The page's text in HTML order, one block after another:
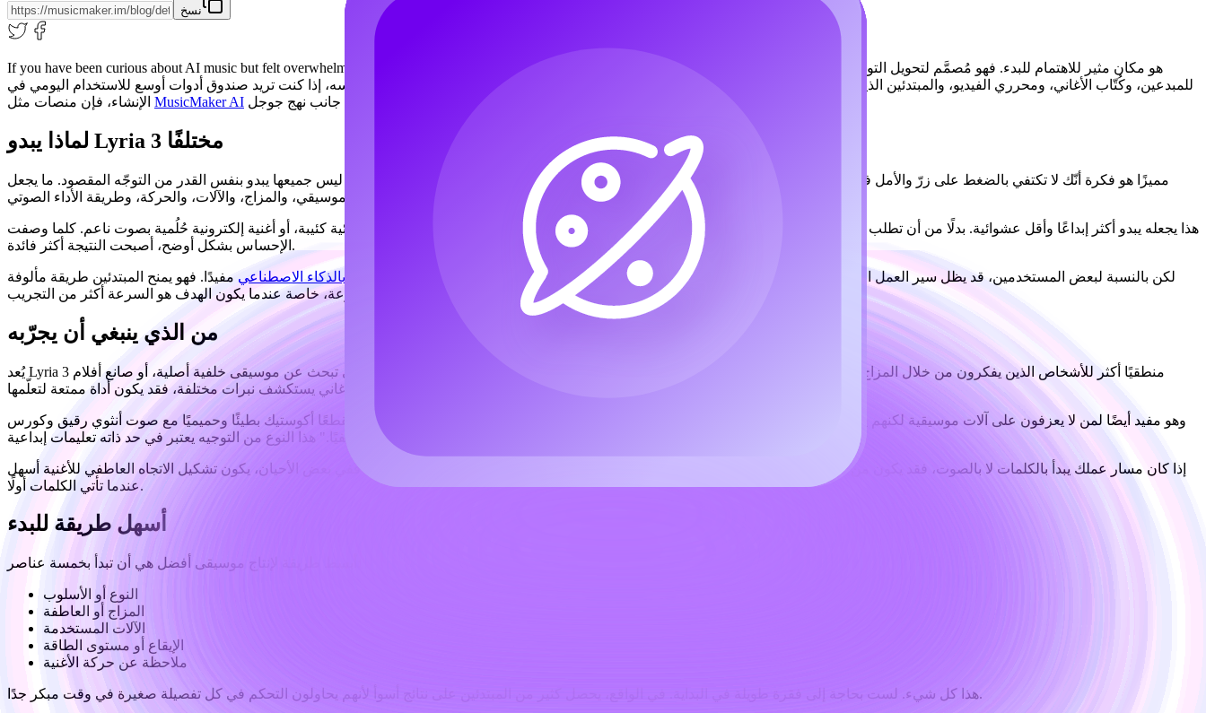
نسخ
If you have been curious about AI music but felt overwhelmed by technical jargon, Google Lyria 3
للمبدعين، وكُتّاب الأغاني، ومحرري الفيديو، والمبتدئين الذين يرغبون في تجربة الأصوات دون فتح محطة عمل صوتية رقمية كاملة أولًا. وفي الوقت نفسه، إذا كنت تريد صندوق أدوات أوسع للاستخدام اليومي في
MusicMaker AI
لماذا يبدو Lyria 3 مختلفًا
العديد من أدوات الموسيقى بالذكاء الاصطناعي تعد بأغانٍ فورية، لكن ليس جميعها يبدو بنفس القدر من التوجّه المقصود. ما يجعل Lyria 3 مميزًا هو فكرة أنّك لا تكتفي بالضغط على زرّ والأمل في الأفضل؛ بل
هذا يجعله يبدو أكثر إبداعًا وأقل عشوائية. بدلًا من أن تطلب "بعض الموسيقى الخلفية"، يمكنك وصف قطعة إندي بوب دافئة، أو موسيقى تصويرية سينمائية كئيبة، أو أغنية إلكترونية حُلُمية بصوت ناعم. كلما وصفت
الإحساس بشكل أوضح، أصبحت النتيجة أكثر فائدة.
لكن بالنسبة لبعض المستخدمين، قد يظل سير العمل المعتمد على النموذج فقط مجردًا. وهنا يمكن أن يكون أداة أكثر مباشرة مثل مولّد الموسيقى بالذكاء الاصطناعي مفيدًا. فهو يمنح المبتدئين طريقة مألوفة
من الذي ينبغي أن يجرّبه
يُعد Lyria 3 منطقيًا أكثر للأشخاص الذين يفكرون من خلال المزاج والمشاهد والتوجيه الإبداعي، وليس من خلال إعدادات الإنتاج التقنية. إذا كنت منشئ محتوى تبحث عن موسيقى خلفية أصلية، أو صانع أفلام
وهو مفيد أيضًا لمن لا يعزفون على آلات موسيقية لكنهم يسمعون فكرة أغنية في رؤوسهم. لست مضطرًا لكتابة نوتة موسيقية لكي تقول: "أعطني مقطعًا أكوستيك بطيئًا وحميميًا مع صوت أنثوي رقيق وكورس
إذا كان مسار عملك يبدأ بالكلمات لا بالصوت، فقد يكون من المنطقي الجمع بين هذا النوع من العمل وبين
. ففي بعض الأحيان، يكون تشكيل الاتجاه العاطفي للأغنية أسهل
عندما تأتي الكلمات أولًا.
أسهل طريقة للبدء
النوع أو الأسلوب
المزاج أو العاطفة
الآلات المستخدمة
الإيقاع أو مستوى الطاقة
ملاحظة عن حركة الأغنية
هذا كل شيء. لست بحاجة إلى فقرة طويلة في البداية. في الواقع، يحصل كثير من المبتدئين على نتائج أسوأ لأنهم يحاولون التحكم في كل تفصيلة صغيرة في وقت مبكر جدًا.